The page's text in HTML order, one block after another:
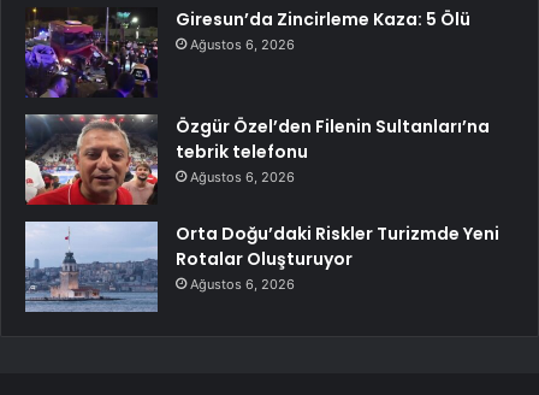
Giresun’da Zincirleme Kaza: 5 Ölü
Ağustos 6, 2026
Özgür Özel’den Filenin Sultanları’na
tebrik telefonu
Ağustos 6, 2026
Orta Doğu’daki Riskler Turizmde Yeni
Rotalar Oluşturuyor
Ağustos 6, 2026